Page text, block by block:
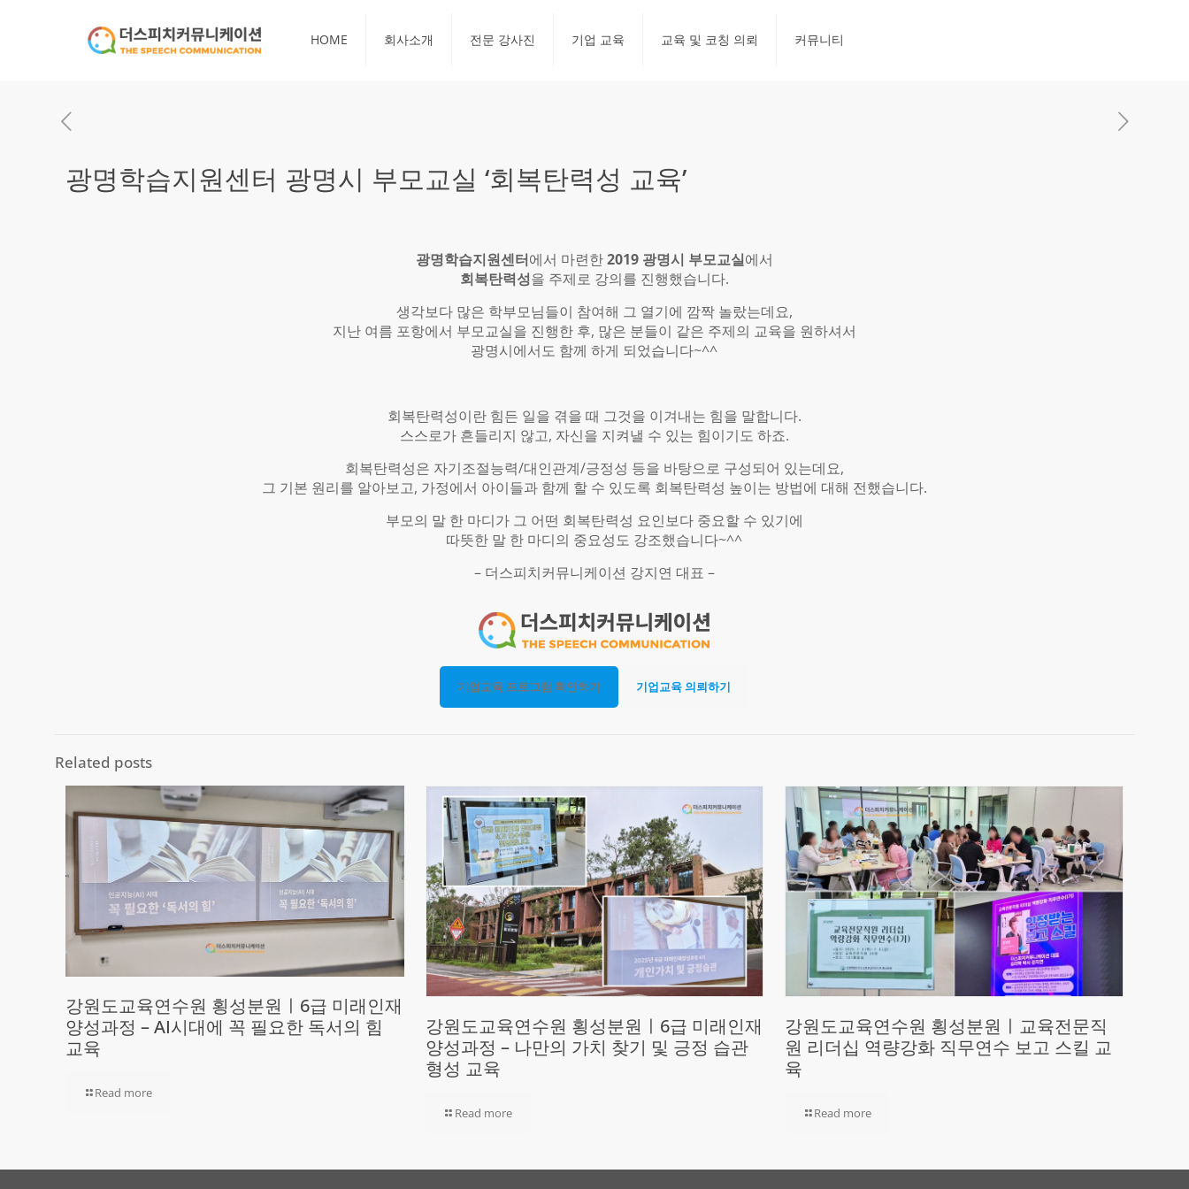
HOME 회사소개 전문 강사진 기업 교육 교육 및 코칭 의뢰 커뮤니티
광명학습지원센터 광명시 부모교실 ‘회복탄력성 교육’
광명학습지원센터에서 마련한2019 광명시 부모교실에서
회복탄력성을 주제로 강의를 진행했습니다.
생각보다 많은 학부모님들이 참여해 그 열기에 깜짝 놀랐는데요,
지난 여름 포항에서 부모교실을 진행한 후, 많은 분들이 같은 주제의 교육을 원하셔서
광명시에서도 함께 하게 되었습니다~^^
회복탄력성이란 힘든 일을 겪을 때 그것을 이겨내는 힘을 말합니다.
스스로가 흔들리지 않고, 자신을 지켜낼 수 있는 힘이기도 하죠.
회복탄력성은 자기조절능력/대인관계/긍정성 등을 바탕으로 구성되어 있는데요,
그 기본 원리를 알아보고, 가정에서 아이들과 함께 할 수 있도록 회복탄력성 높이는 방법에 대해 전했습니다.
​부모의 말 한 마디가 그 어떤 회복탄력성 요인보다 중요할 수 있기에
따뜻한 말 한 마디의 중요성도 강조했습니다~^^
– 더스피치커뮤니케이션 강지연 대표 –
기업교육 프로그램 확인하기 기업교육 의뢰하기
Related posts
강원도교육연수원 횡성분원ㅣ6급 미래인재
양성과정 – AI시대에 꼭 필요한 독서의 힘
교육
Read more
강원도교육연수원 횡성분원ㅣ6급 미래인재
양성과정 – 나만의 가치 찾기 및 긍정 습관
형성 교육
Read more
강원도교육연수원 횡성분원ㅣ교육전문직
원 리더십 역량강화 직무연수 보고 스킬 교
육
Read more